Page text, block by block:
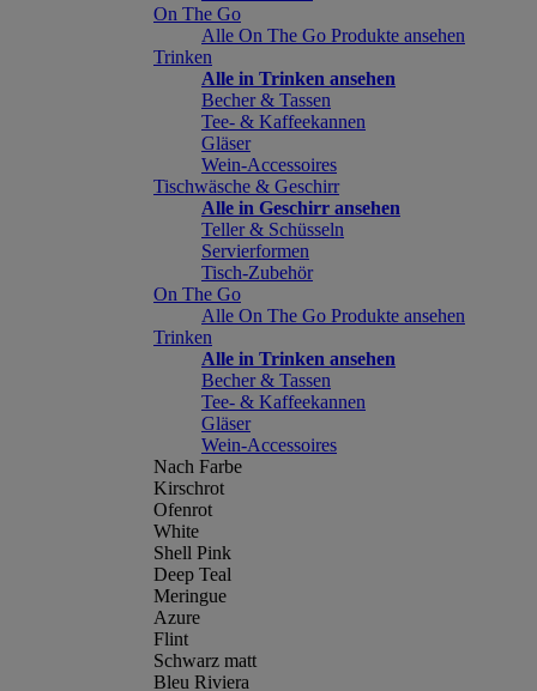
On The Go
Alle On The Go Produkte ansehen
Trinken
Alle in Trinken ansehen
Becher & Tassen
Tee- & Kaffeekannen
Gläser
Wein-Accessoires
Tischwäsche & Geschirr
Alle in Geschirr ansehen
Teller & Schüsseln
Servierformen
Tisch-Zubehör
On The Go
Alle On The Go Produkte ansehen
Trinken
Alle in Trinken ansehen
Becher & Tassen
Tee- & Kaffeekannen
Gläser
Wein-Accessoires
Nach Farbe
Kirschrot
Ofenrot
White
Shell Pink
Deep Teal
Meringue
Azure
Flint
Schwarz matt
Bleu Riviera